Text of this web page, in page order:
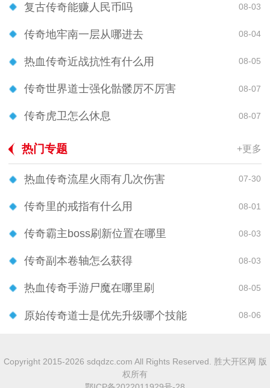
复古传奇能赚人民币吗 08-03
传奇地牢南一层从哪进去 08-04
热血传奇近战抗性有什么用 08-05
传奇世界道士强化骷髅厉不厉害 08-07
传奇虎卫怎么休息 08-07
热门专题 +更多
热血传奇流星火雨有几次伤害 07-30
传奇里的戒指有什么用 08-01
传奇霸主boss刷新位置在哪里 08-03
传奇副本卷轴怎么获得 08-03
热血传奇手游尸魔在哪里刷 08-05
原始传奇道士是优先升级哪个技能 08-06
Copyright 2015-2026 sdqdzc.com All Rights Reserved. 胜大开区网 版
权所有